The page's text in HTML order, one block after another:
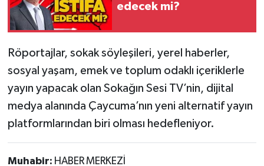
edecek mi?
Röportajlar, sokak söyleşileri, yerel haberler,
sosyal yaşam, emek ve toplum odaklı içeriklerle
yayın yapacak olan Sokağın Sesi TV’nin, dijital
medya alanında Çaycuma’nın yeni alternatif yayın
platformlarından biri olması hedefleniyor.
Muhabir: HABER MERKEZİ